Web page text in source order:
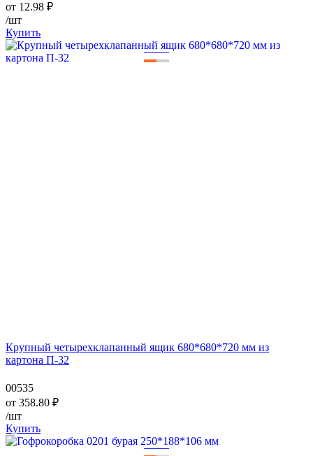
от 12.98 ₽
/шт
Купить
——
Крупный четырехклапанный ящик 680*680*720 мм из
картона П-32
00535
от 358.80 ₽
/шт
Купить
——